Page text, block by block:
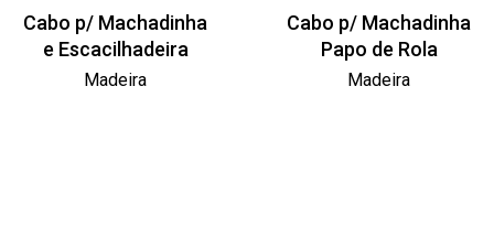
Cabo p/ Machadinha
e Escacilhadeira
Madeira
Cabo p/ Machadinha
Papo de Rola
Madeira